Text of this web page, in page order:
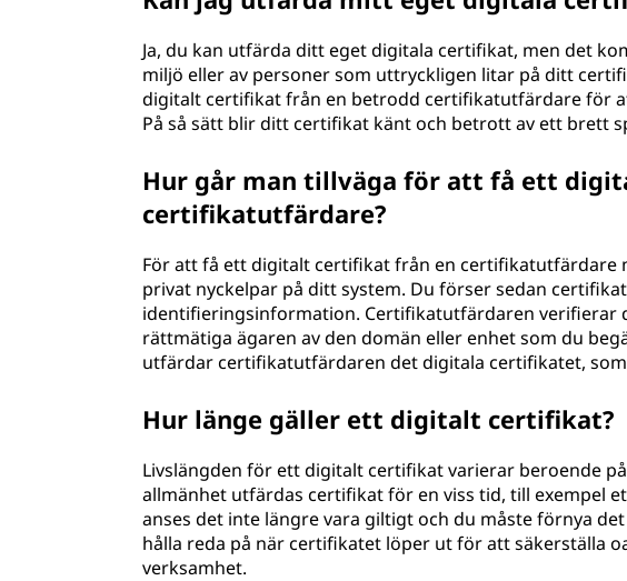
Ja, du kan utfärda ditt eget digitala certifikat, men det
miljö eller av personer som uttryckligen litar på ditt
digitalt certifikat från en betrodd certifikatutfärdare för
På så sätt blir ditt certifikat känt och betrott av ett brett
Hur går man tillväga för att få ett
certifikatutfärdare?
För att få ett digitalt certifikat från en certifikatutfärdare
privat nyckelpar på ditt system. Du förser sedan
identifieringsinformation. Certifikatutfärdaren verifierar
rättmätiga ägaren av den domän eller enhet som du
utfärdar certifikatutfärdaren det digitala certifikatet,
Hur länge gäller ett digitalt certifikat?
Livslängden för ett digitalt certifikat varierar beroende
allmänhet utfärdas certifikat för en viss tid, till exempel
anses det inte längre vara giltigt och du måste förnya
hålla reda på när certifikatet löper ut för att säkerställa
verksamhet.